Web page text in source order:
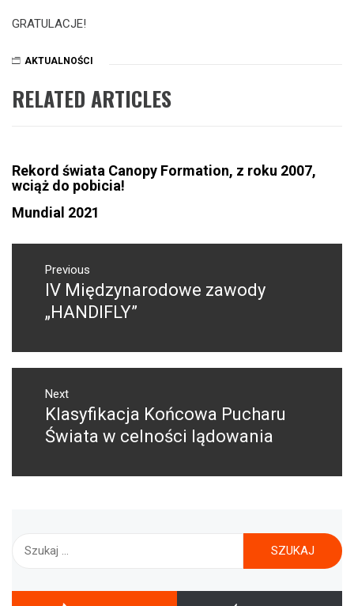
GRATULACJE!
AKTUALNOŚCI
RELATED ARTICLES
Rekord świata Canopy Formation, z roku 2007,
wciąż do pobicia!
Mundial 2021
NAWIGACJA
WPISUPrevious
Previous
post:
IV Międzynarodowe zawody
„HANDIFLY”
Next
Next
post:
Klasyfikacja Końcowa Pucharu
Świata w celności lądowania